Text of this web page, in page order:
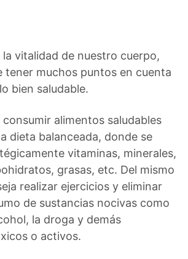
vitalidad de nuestro cuerpo,
tener muchos puntos en cuenta
bien saludable.
alimentos saludables
dieta balanceada, donde se
vitaminas, minerales,
grasas, etc. Del mismo
realizar ejercicios y eliminar
de sustancias nocivas como
la droga y demás
o activos.